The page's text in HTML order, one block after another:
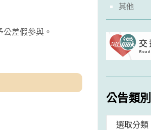
差假參與。
其他
公告類別